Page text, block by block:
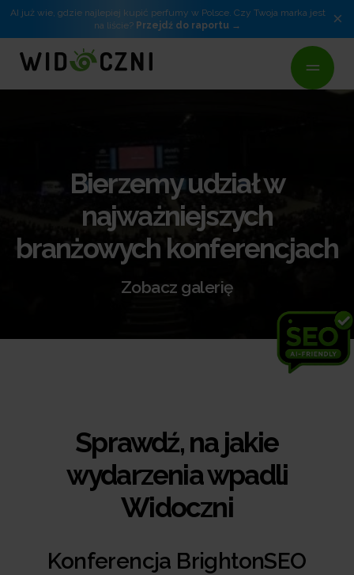
AI już wie, gdzie najlepiej kupić perfumy w Polsce. Czy Twoja marka jest
na liście? Przejdź do raportu ×
Bierzemy udział w
najważniejszych
branżowych konferencjach
Zobacz galerię
Sprawdź, na jakie
wydarzenia wpadli
Widoczni
Konferencja BrightonSEO